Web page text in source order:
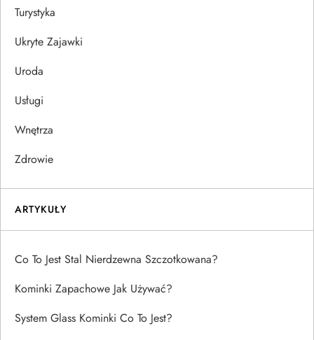
Turystyka
Ukryte Zajawki
Uroda
Usługi
Wnętrza
Zdrowie
ARTYKUŁY
Co To Jest Stal Nierdzewna Szczotkowana?
Kominki Zapachowe Jak Używać?
System Glass Kominki Co To Jest?